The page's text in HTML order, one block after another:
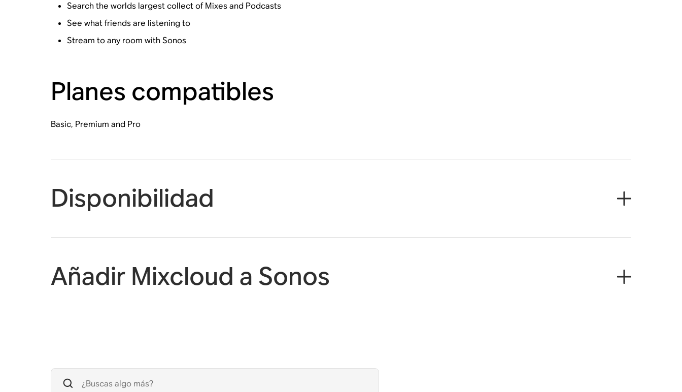
Search the worlds largest collect of Mixes and Podcasts
See what friends are listening to
Stream to any room with Sonos
Planes compatibles
Basic, Premium and Pro
Disponibilidad
Añadir Mixcloud a Sonos